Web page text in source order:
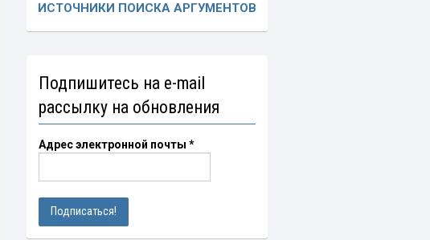
ИСТОЧНИКИ ПОИСКА АРГУМЕНТОВ
Подпишитесь на e-mail
рассылку на обновления
Адрес электронной почты *